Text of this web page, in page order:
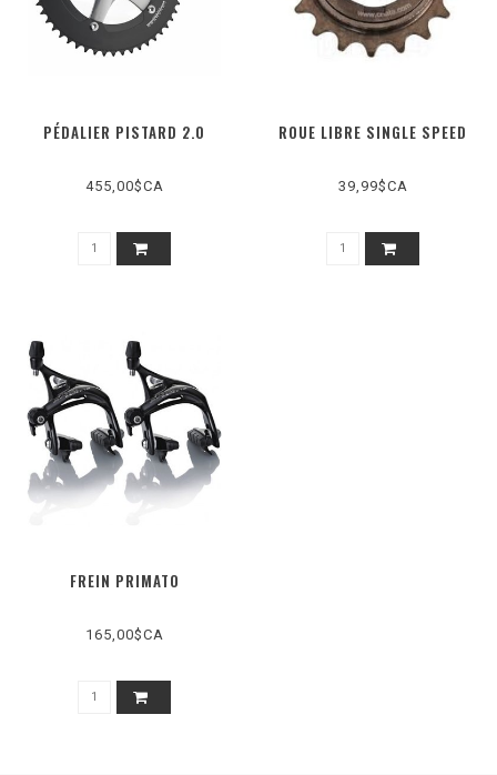
PÉDALIER PISTARD 2.0
455,00$CA
ROUE LIBRE SINGLE SPEED
39,99$CA
FREIN PRIMATO
165,00$CA